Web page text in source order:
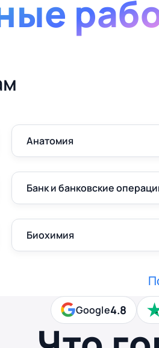
Анатомия
Банк и банковские
Биохимия
Google4.8